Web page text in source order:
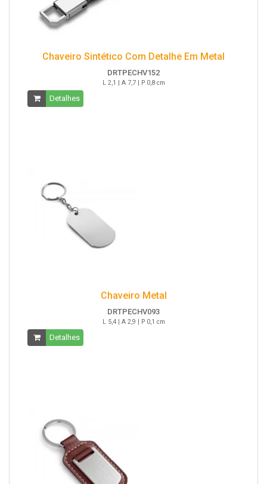
Chaveiro Sintético Com Detalhe Em Metal
DRTPECHV152
L 2,1 | A 7,7 | P 0,8 cm
Detalhes
Chaveiro Metal
DRTPECHV093
L 5,4 | A 2,9 | P 0,1 cm
Detalhes